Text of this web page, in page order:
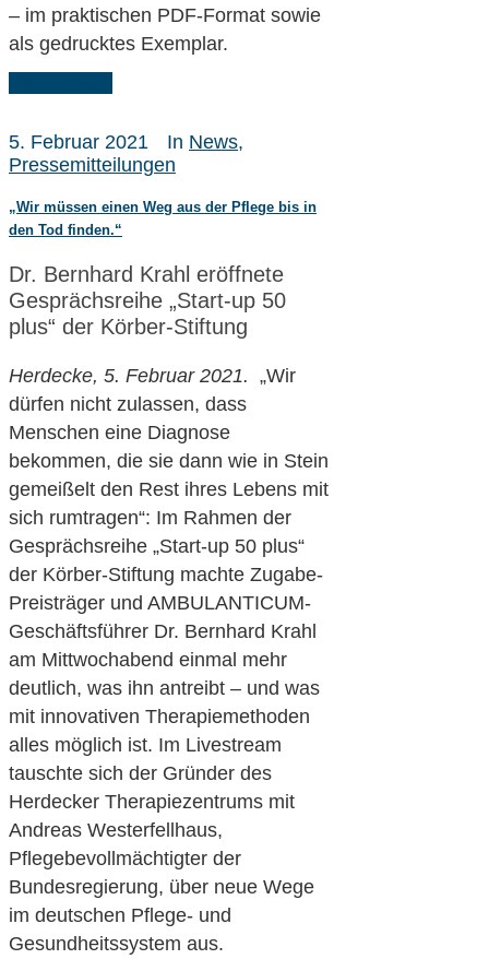
– im praktischen PDF-Format sowie
als gedrucktes Exemplar.
5. Februar 2021 In News,
Pressemitteilungen
„Wir müssen einen Weg aus der Pflege bis in
den Tod finden.“
Dr. Bernhard Krahl eröffnete
Gesprächsreihe „Start-up 50
plus“ der Körber-Stiftung
Herdecke, 5. Februar 2021. „Wir
dürfen nicht zulassen, dass
Menschen eine Diagnose
bekommen, die sie dann wie in Stein
gemeißelt den Rest ihres Lebens mit
sich rumtragen“: Im Rahmen der
Gesprächsreihe „Start-up 50 plus“
der Körber-Stiftung machte Zugabe-
Preisträger und AMBULANTICUM-
Geschäftsführer Dr. Bernhard Krahl
am Mittwochabend einmal mehr
deutlich, was ihn antreibt – und was
mit innovativen Therapiemethoden
alles möglich ist. Im Livestream
tauschte sich der Gründer des
Herdecker Therapiezentrums mit
Andreas Westerfellhaus,
Pflegebevollmächtigter der
Bundesregierung, über neue Wege
im deutschen Pflege- und
Gesundheitssystem aus.
dem